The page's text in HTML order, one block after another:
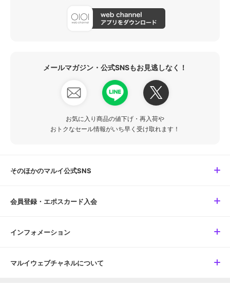
メールマガジン・公式SNSもお見逃しなく！
お気に入り商品の値下げ・再入荷や
おトクなセール情報がいち早く受け取れます！
そのほかのマルイ公式SNS
会員登録・エポスカード入会
インフォメーション
マルイウェブチャネルについて